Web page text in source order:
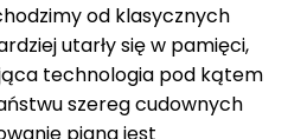
od klasycznych
utarły się w pamięci,
technologia pod kątem
szereg cudownych